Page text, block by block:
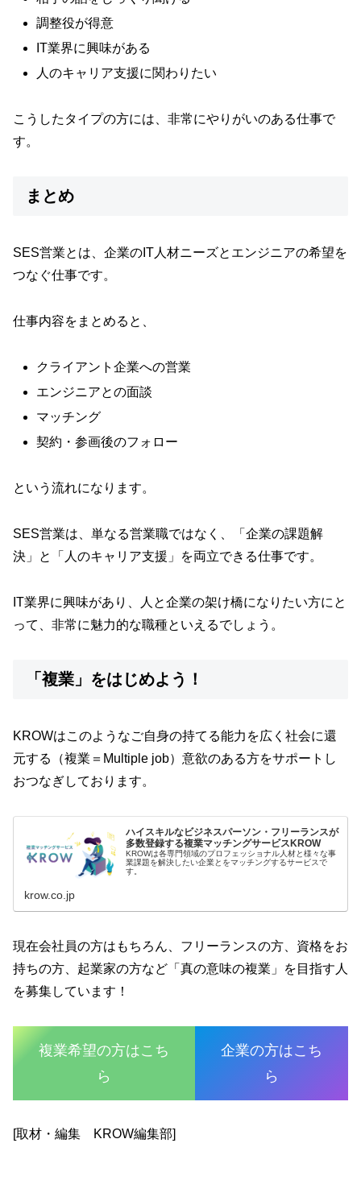
調整役が得意
IT業界に興味がある
人のキャリア支援に関わりたい
こうしたタイプの方には、非常にやりがいのある仕事で
す。
まとめ
SES営業とは、企業のIT人材ニーズとエンジニアの希望を
つなぐ仕事です。
仕事内容をまとめると、
クライアント企業への営業
エンジニアとの面談
マッチング
契約・参画後のフォロー
という流れになります。
SES営業は、単なる営業職ではなく、「企業の課題解
決」と「人のキャリア支援」を両立できる仕事です。
IT業界に興味があり、人と企業の架け橋になりたい方にと
って、非常に魅力的な職種といえるでしょう。
「複業」をはじめよう！
KROWはこのようなご自身の持てる能力を広く社会に還
元する（複業＝Multiple job）意欲のある方をサポートし
おつなぎしております。
ハイスキルなビジネスパーソン・フリーランスが
多数登録する複業マッチングサービスKROW
KROWは各専門領域のプロフェッショナル人材と様々な事
業課題を解決したい企業とをマッチングするサービスで
す。
krow.co.jp
現在会社員の方はもちろん、フリーランスの方、資格をお
持ちの方、起業家の方など「真の意味の複業」を目指す人
を募集しています！
複業希望の方はこち
ら
企業の方はこち
ら
[取材・編集 KROW編集部]